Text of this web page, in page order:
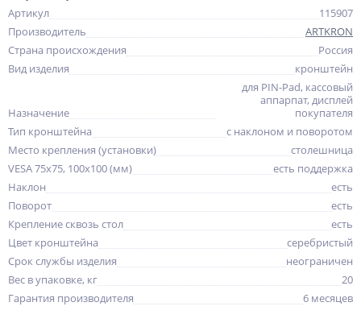
Артикул
115907
Производитель
ARTKRON
Страна происхождения
Россия
Вид изделия
кронштейн
Назначение
для PIN-Pad, кассовый
аппарпат, дисплей
покупателя
Тип кронштейна
с наклоном и поворотом
Место крепления (установки)
столешница
VESA 75x75, 100x100 (мм)
есть поддержка
Наклон
есть
Поворот
есть
Крепление сквозь стол
есть
Цвет кронштейна
серебристый
Срок службы изделия
неограничен
Вес в упаковке, кг
20
Гарантия производителя
6 месяцев